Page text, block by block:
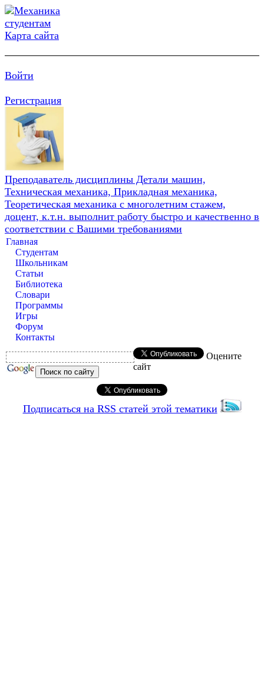
Карта сайта
Войти
Регистрация
Преподаватель дисциплины Детали машин,
Техническая механика, Прикладная механика,
Теоретическая механика с многолетним стажем,
доцент, к.т.н. выполнит работу быстро и качественно в
соответствии с Вашими требованиями
Главная
Студентам
Школьникам
Статьи
Библиотека
Словари
Программы
Игры
Форум
Контакты
Оцените
сайт
Подписаться на RSS статей этой тематики